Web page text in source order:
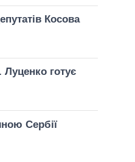
Косова
готує
Сербії